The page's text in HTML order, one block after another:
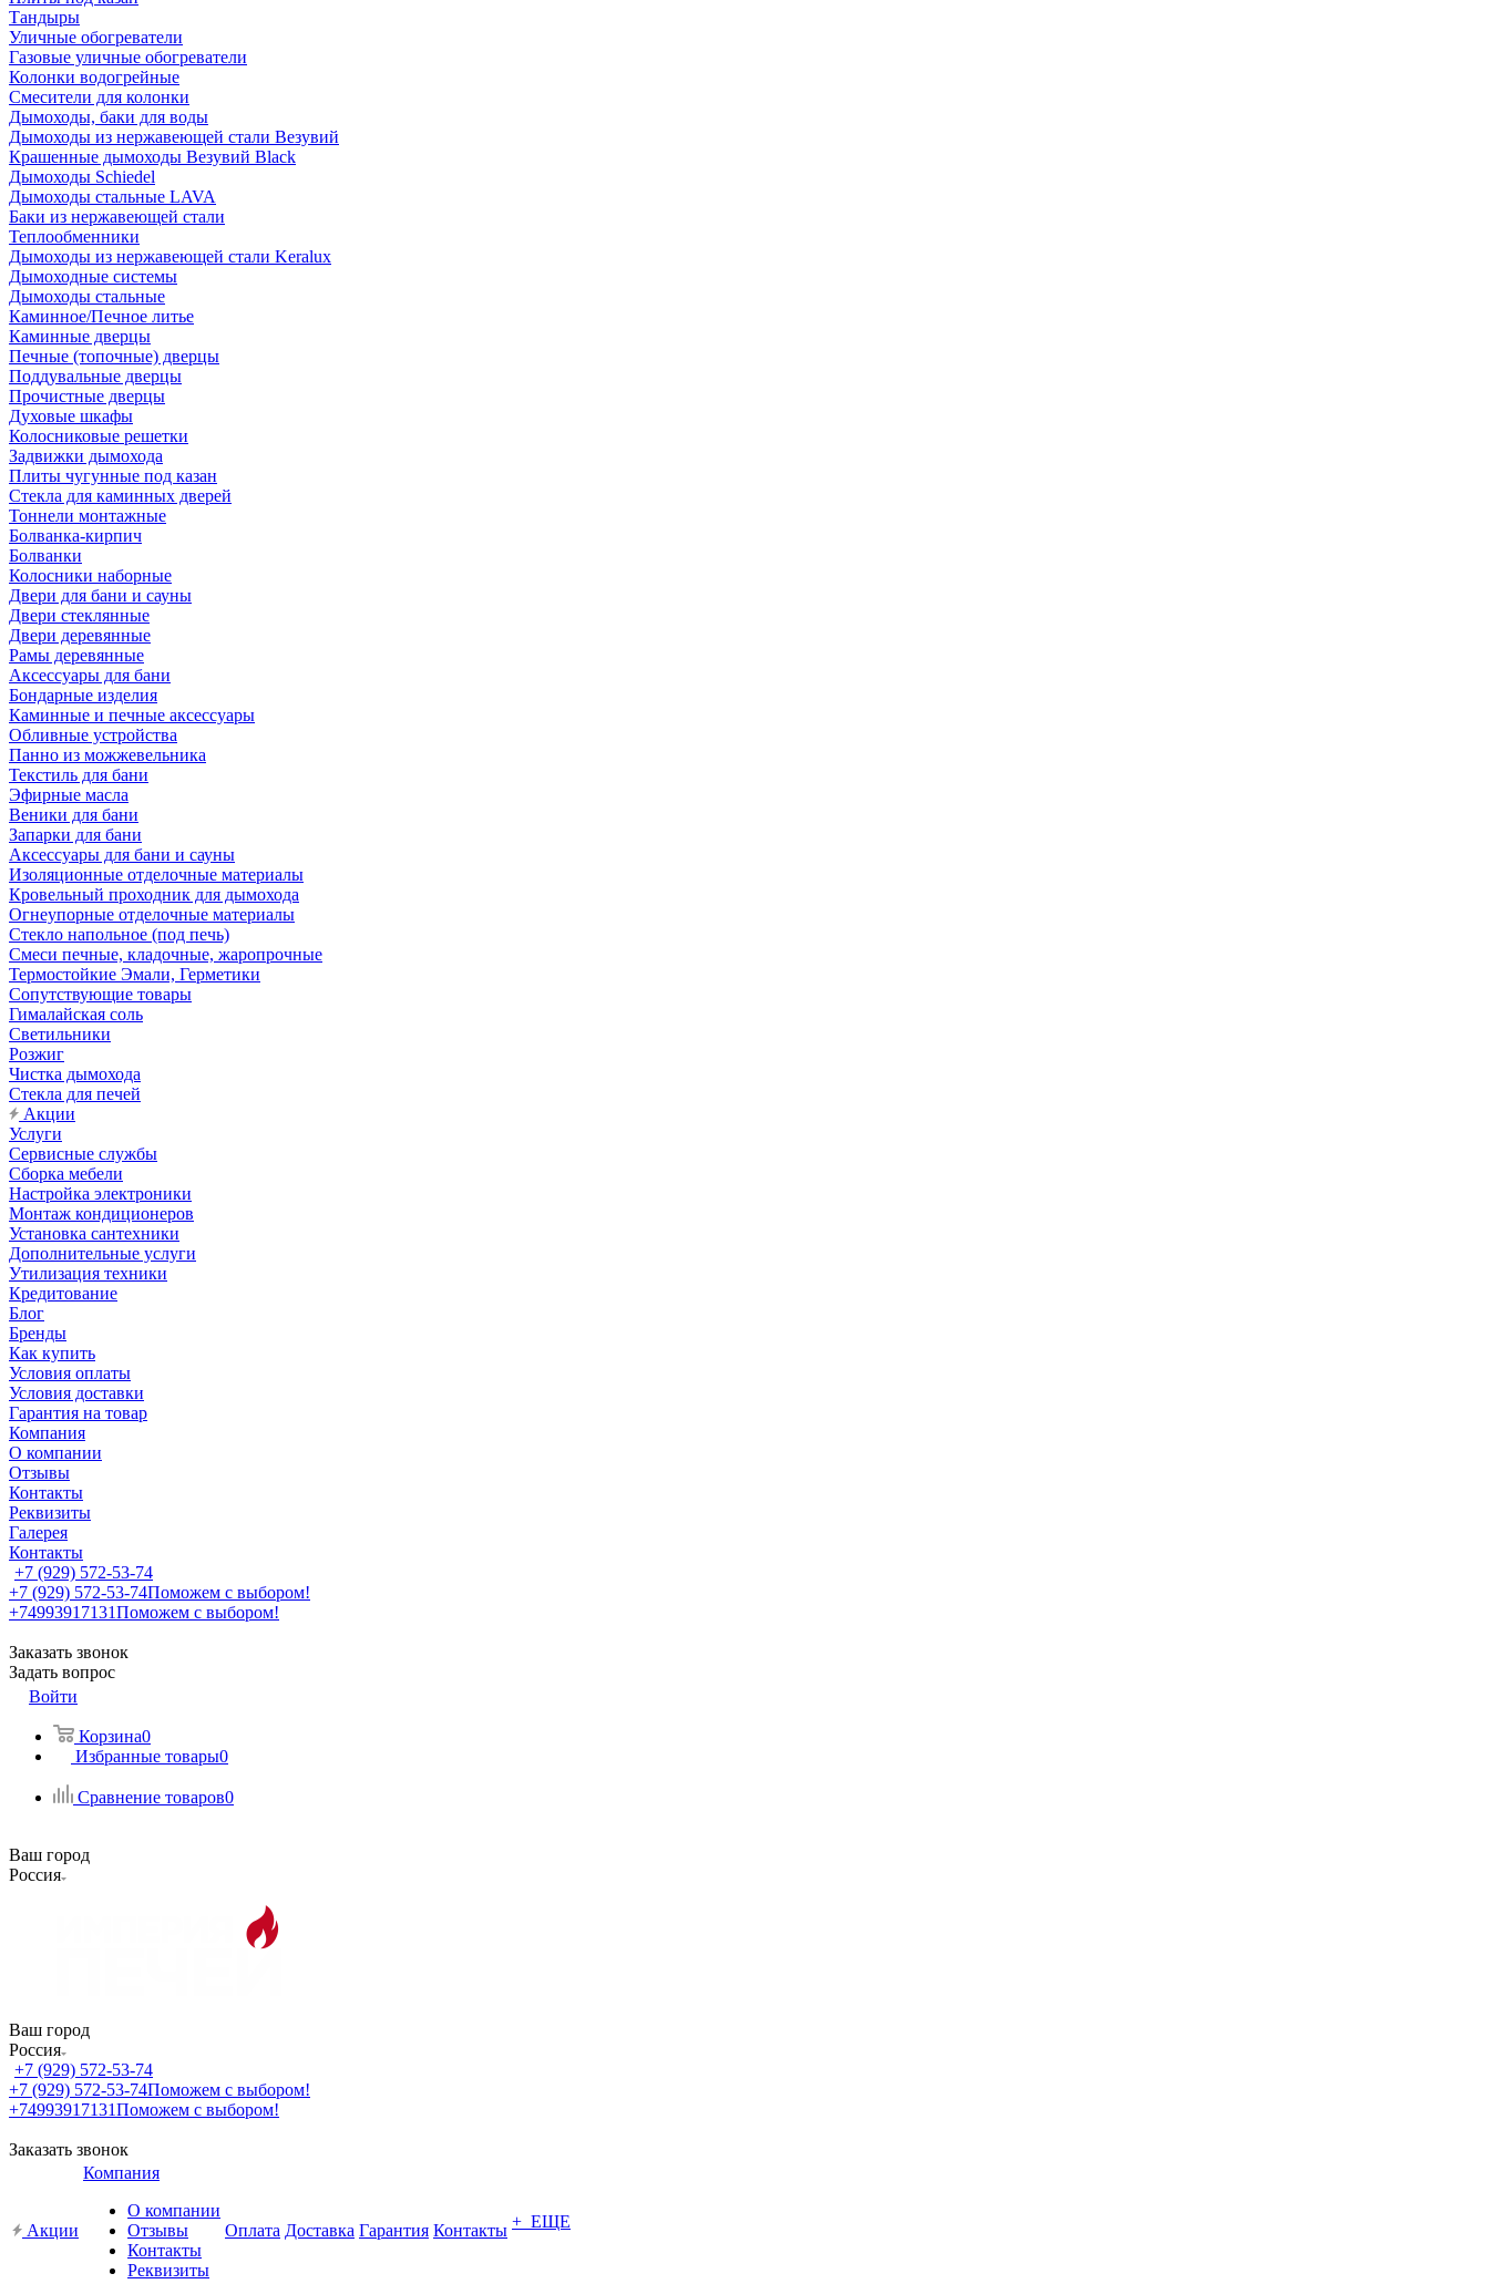
Тандыры
Уличные обогреватели
Газовые уличные обогреватели
Колонки водогрейные
Смесители для колонки
Дымоходы, баки для воды
Дымоходы из нержавеющей стали Везувий
Крашенные дымоходы Везувий Black
Дымоходы Schiedel
Дымоходы стальные LAVA
Баки из нержавеющей стали
Теплообменники
Дымоходы из нержавеющей стали Keralux
Дымоходные системы
Дымоходы стальные
Каминное/Печное литье
Каминные дверцы
Печные (топочные) дверцы
Поддувальные дверцы
Прочистные дверцы
Духовые шкафы
Колосниковые решетки
Задвижки дымохода
Плиты чугунные под казан
Стекла для каминных дверей
Тоннели монтажные
Болванка-кирпич
Болванки
Колосники наборные
Двери для бани и сауны
Двери стеклянные
Двери деревянные
Рамы деревянные
Аксессуары для бани
Бондарные изделия
Каминные и печные аксессуары
Обливные устройства
Панно из можжевельника
Текстиль для бани
Эфирные масла
Веники для бани
Запарки для бани
Аксессуары для бани и сауны
Изоляционные отделочные материалы
Кровельный проходник для дымохода
Огнеупорные отделочные материалы
Стекло напольное (под печь)
Смеси печные, кладочные, жаропрочные
Термостойкие Эмали, Герметики
Сопутствующие товары
Гималайская соль
Светильники
Розжиг
Чистка дымохода
Стекла для печей
Акции
Услуги
Сервисные службы
Сборка мебели
Настройка электроники
Монтаж кондиционеров
Установка сантехники
Дополнительные услуги
Утилизация техники
Кредитование
Блог
Бренды
Как купить
Условия оплаты
Условия доставки
Гарантия на товар
Компания
О компании
Отзывы
Контакты
Реквизиты
Галерея
Контакты
+7 (929) 572-53-74
+7 (929) 572-53-74Поможем с выбором!
+74993917131Поможем с выбором!
Заказать звонок
Задать вопрос
Войти
Корзина0
Избранные товары0
Сравнение товаров0
Ваш город
Россия
Ваш город
Россия
+7 (929) 572-53-74
+7 (929) 572-53-74Поможем с выбором!
+74993917131Поможем с выбором!
Заказать звонок
Акции
Компания
О компании
Отзывы
Контакты
Реквизиты
Оплата Доставка Гарантия Контакты + ЕЩЕ